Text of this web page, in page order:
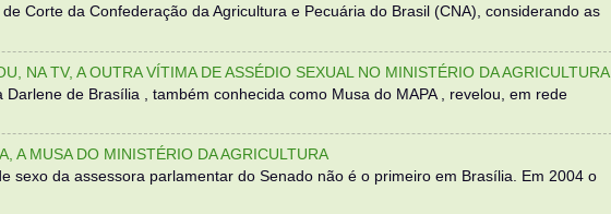
Corte da Confederação da Agricultura e Pecuária do Brasil (CNA), considerando as
NA TV, A OUTRA VÍTIMA DE ASSÉDIO SEXUAL NO MINISTÉRIO DA AGRICULTURA
de Brasília , também conhecida como Musa do MAPA , revelou, em rede
A MUSA DO MINISTÉRIO DA AGRICULTURA
sexo da assessora parlamentar do Senado não é o primeiro em Brasília. Em 2004 o